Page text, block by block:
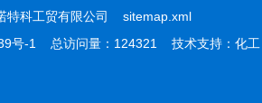
特科工贸有限公司 sitemap.xml
号-1 总访问量：124321 技术支持： 化工